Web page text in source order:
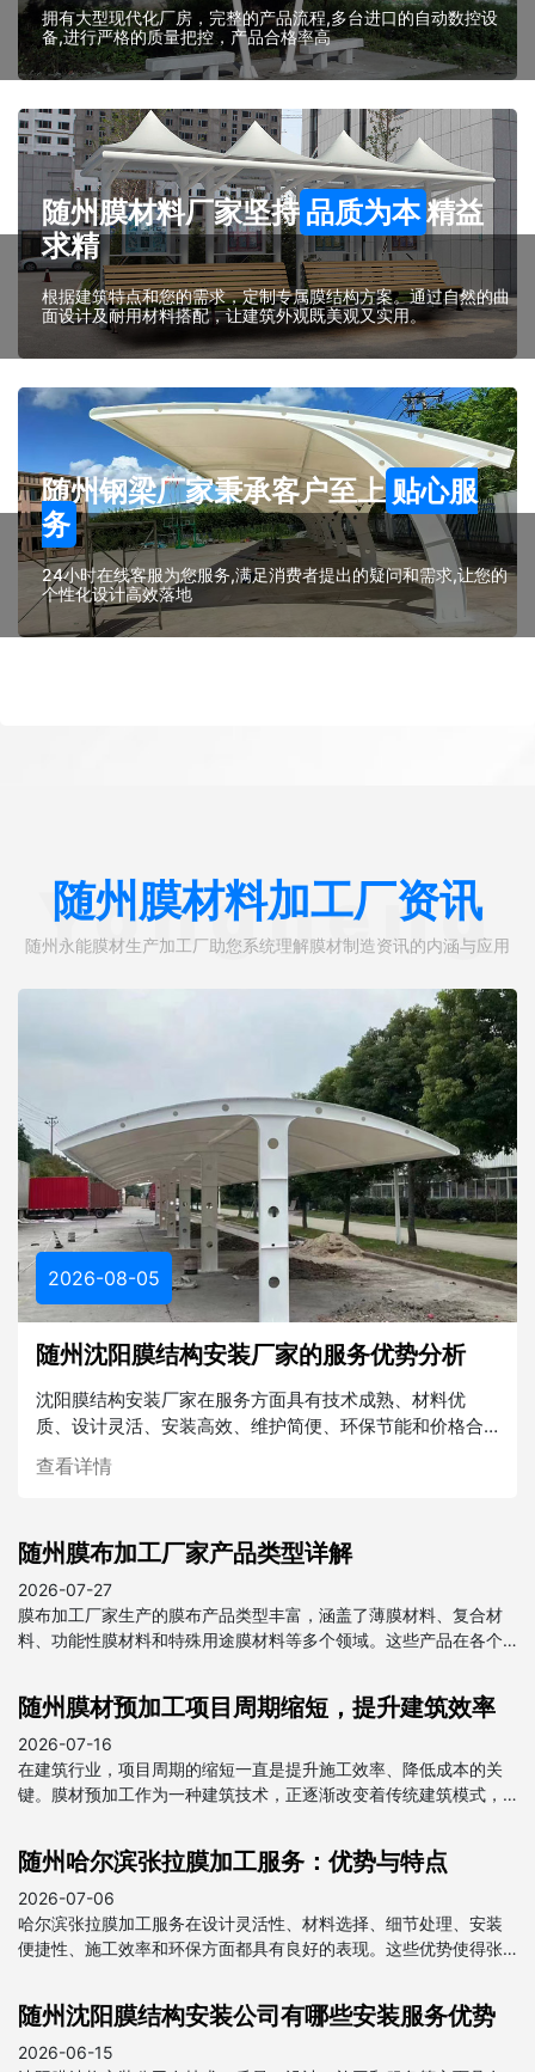
拥有大型现代化厂房，完整的产品流程,多台进口的自动数控设
备,进行严格的质量把控，产品合格率高
随州膜材料厂家坚持 品质为本精益
求精
根据建筑特点和您的需求，定制专属膜结构方案。通过自然的曲
面设计及耐用材料搭配，让建筑外观既美观又实用。
随州钢梁厂家秉承客户至上 贴心服
务
24小时在线客服为您服务,满足消费者提出的疑问和需求,让您的
个性化设计高效落地
随州膜材料加工厂资讯
随州永能膜材生产加工厂助您系统理解膜材制造资讯的内涵与应用
Yongneng
2026-08-05
随州沈阳膜结构安装厂家的服务优势分析
沈阳膜结构安装厂家在服务方面具有技术成熟、材料优
质、设计灵活、安装高效、维护简便、环保节能和价格合
理等多重优势。在未来的建筑行业中，膜结构将发挥越来
越重要的作用
查看详情
随州膜布加工厂家产品类型详解
2026-07-27
膜布加工厂家生产的膜布产品类型丰富，涵盖了薄膜材料、复合材
料、功能性膜材料和特殊用途膜材料等多个领域。这些产品在各个
随州膜材预加工项目周期缩短，提升建筑效率
2026-07-16
在建筑行业，项目周期的缩短一直是提升施工效率、降低成本的关
键。膜材预加工作为一种建筑技术，正逐渐改变着传统建筑模式，
随州哈尔滨张拉膜加工服务：优势与特点
2026-07-06
哈尔滨张拉膜加工服务在设计灵活性、材料选择、细节处理、安装
便捷性、施工效率和环保方面都具有良好的表现。这些优势使得张
一部分。
随州沈阳膜结构安装公司有哪些安装服务优势
2026-06-15